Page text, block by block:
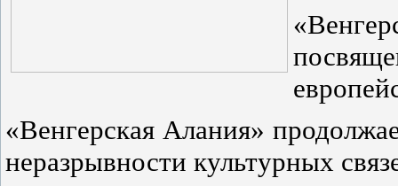
«Венгерская Алания»
неразрывности культурных